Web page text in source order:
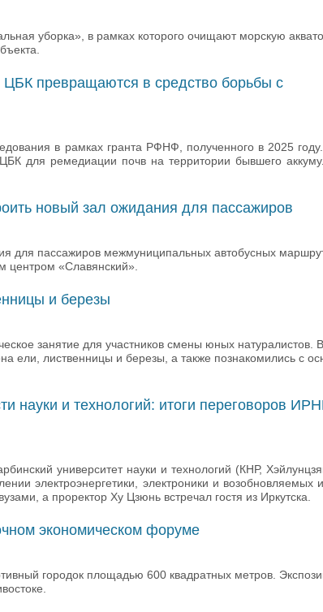
уборка», в рамках которого очищают морскую
превращаются в средство борьбы с
в рамках гранта РФНФ, полученного в 2025
для ремедиации почв на территории бывшего
новый зал ожидания для пассажиров
для пассажиров межмуниципальных автобусных
центром «Славянский».
и березы
занятие для участников смены юных натуралистов.
ели, лиственницы и березы, а также познакомились с
науки и технологий: итоги переговоров
университет науки и технологий (КНР,
электроэнергетики, электроники и возобновляемых
а проректор Ху Цзюнь встречал гостя из Иркутска.
экономическом форуме
городок площадью 600 квадратных метров.